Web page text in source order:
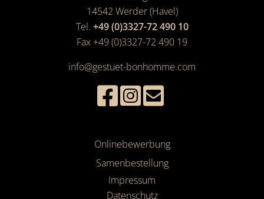
14542 Werder (Havel)
Tel. +49 (0)3327-72 490 10
Fax +49 (0)3327-72 490 19
info@gestuet-bonhomme.com
Onlinebewerbung
Samenbestellung
Impressum
Datenschutz